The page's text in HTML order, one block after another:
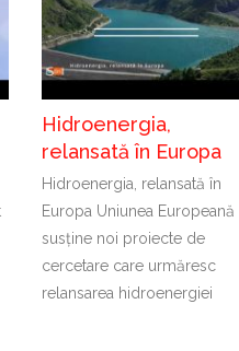
Hidroenergia,
relansată în Europa
Hidroenergia, relansată în
Europa Uniunea Europeană
susține noi proiecte de
cercetare care urmăresc
relansarea hidroenergiei